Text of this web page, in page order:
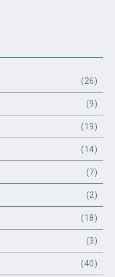
(26)
(9)
(19)
(14)
(7)
(2)
(18)
(3)
(40)